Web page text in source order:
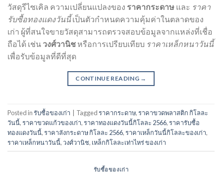
วัสดุรีไซเคิล ความเปลี่ยนแปลงของ ราคากระดาษ และ ราคา
รับซื้อทองแดงวันนี้เป็นตัวกำหนดความคุ้มค่าในตลาดของ
เก่า ผู้ที่สนใจขายวัสดุสามารถตรวจสอบข้อมูลจากแหล่งที่เชื่อ
ถือได้ เช่น วงศ์วานิช หรือการเปรียบเทียบ ราคาเหล็กหนาวันนี้
เพื่อรับข้อมูลที่ดีที่สุด
CONTINUE READING →
Posted inรับซื้อของเก่า Taggedราคากระดาษ,ราคาขวดพลาสติก กิโลละ
วันนี้,ราคาขวดแก้วของเก่า,ราคาทองแดงวันนี้กิโลละ 2566,ราคารับซื้อ
ทองแดงวันนี้,ราคาลังกระดาษ กิโลละ 2566,ราคาเหล็กวันนี้กิโลละของเก่า,
ราคาเหล็กหนาวันนี้,วงศ์วานิช, เหล็กกิโลละเท่าไหร่ ของเก่า
รับซื้อของเก่า